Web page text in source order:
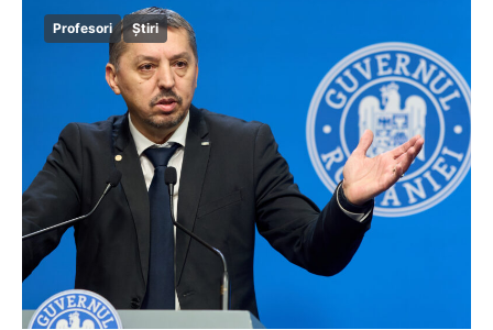
Profesori Știri